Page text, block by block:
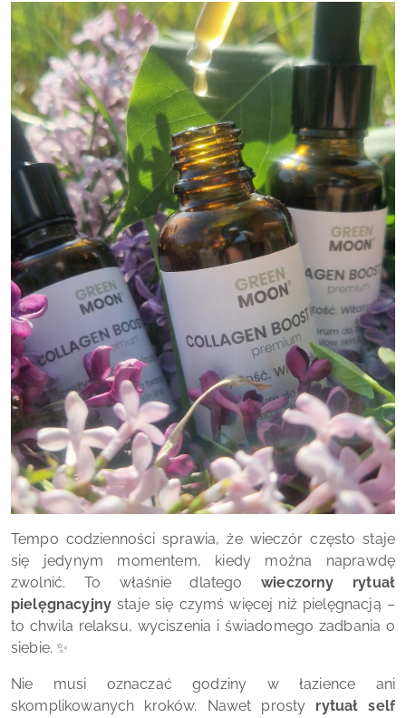
Tempo codzienności sprawia, że wieczór często staje
się jedynym momentem, kiedy można naprawdę
zwolnić. To właśnie dlategowieczorny rytuał
pielęgnacyjny staje się czymś więcej niż pielęgnacją –
to chwila relaksu, wyciszenia i świadomego zadbania o
siebie. ✨
Nie musi oznaczać godziny w łazience ani
skomplikowanych kroków. Nawet prosty rytuał self